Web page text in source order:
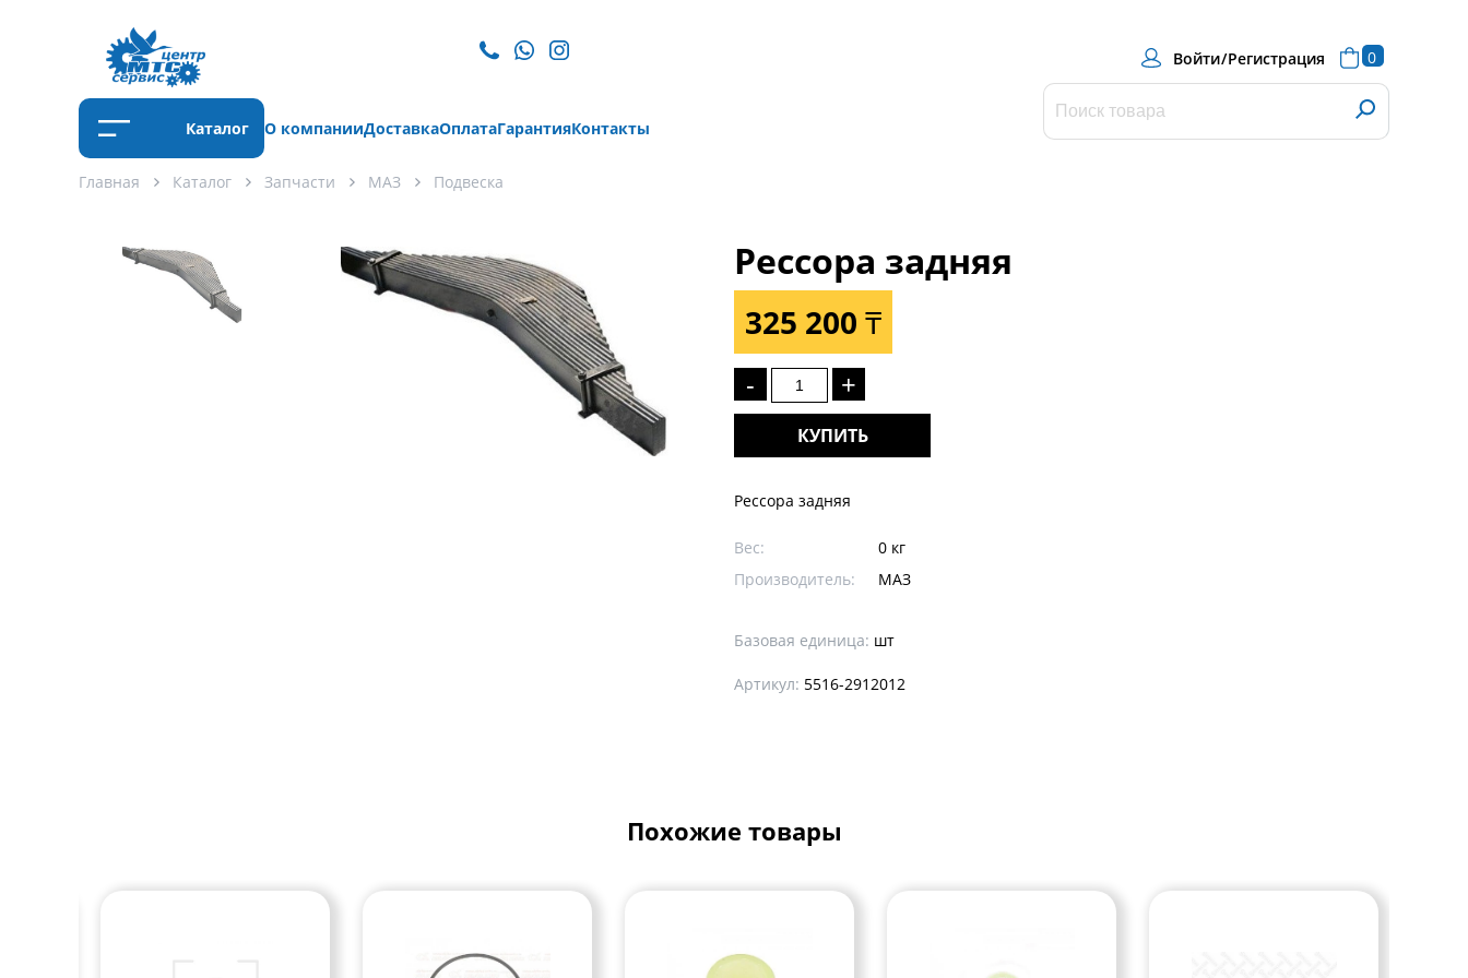
Войти/Регистрация 0
Каталог О компанииДоставкаОплатаГарантияКонтакты
Главная Каталог Запчасти МАЗ Подвеска
Рессора задняя
325 200 ₸
- +
КУПИТЬ
Рессора задняя
Вес:
0 кг
Производитель:
МАЗ
Базовая единица: шт
Артикул: 5516-2912012
Похожие товары